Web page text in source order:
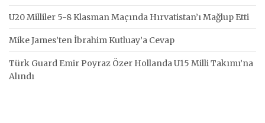
U20 Milliler 5-8 Klasman Maçında Hırvatistan’ı Mağlup Etti
Mike James’ten İbrahim Kutluay’a Cevap
Türk Guard Emir Poyraz Özer Hollanda U15 Milli Takımı’na
Alındı